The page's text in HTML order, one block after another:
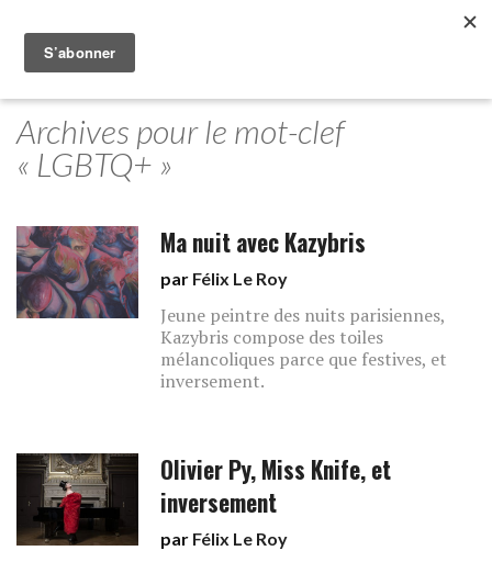
Archives pour le mot-clef
« LGBTQ+ »
Ma nuit avec Kazybris
par Félix Le Roy
Jeune peintre des nuits parisiennes,
Kazybris compose des toiles
mélancoliques parce que festives, et
inversement.
Olivier Py, Miss Knife, et
inversement
par Félix Le Roy